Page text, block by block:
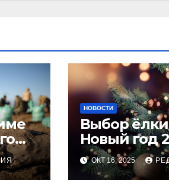
НОВОСТИ
Выбор
Новый год
тренды и
для
праздника
ОКТ 16, 2025